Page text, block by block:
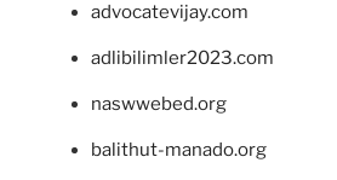
advocatevijay.com
adlibilimler2023.com
naswwebed.org
balithut-manado.org